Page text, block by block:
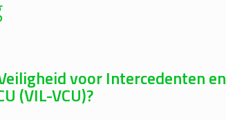
voor Intercedenten en
(VIL-VCU)?